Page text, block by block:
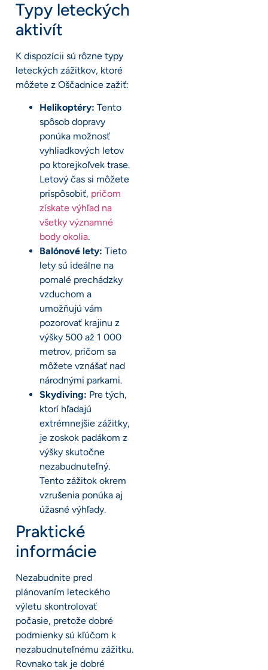
Typy leteckých
aktivít
K dispozícii sú rôzne typy
leteckých zážitkov, ktoré
môžete z Oščadnice zažiť:
Helikoptéry: Tento
spôsob dopravy
ponúka možnosť
vyhliadkových letov
po ktorejkoľvek trase.
Letový čas si môžete
prispôsobiť, pričom
získate výhľad na
všetky významné
body okolia.
Balónové lety: Tieto
lety sú ideálne na
pomalé prechádzky
vzduchom a
umožňujú vám
pozorovať krajinu z
výšky 500 až 1 000
metrov, pričom sa
môžete vznášať nad
národnými parkami.
Skydiving: Pre tých,
ktorí hľadajú
extrémnejšie zážitky,
je zoskok padákom z
výšky skutočne
nezabudnuteľný.
Tento zážitok okrem
vzrušenia ponúka aj
úžasné výhľady.
Praktické
informácie
Nezabudnite pred
plánovaním leteckého
výletu skontrolovať
počasie, pretože dobré
podmienky sú kľúčom k
nezabudnuteľnému zážitku.
Rovnako tak je dobré